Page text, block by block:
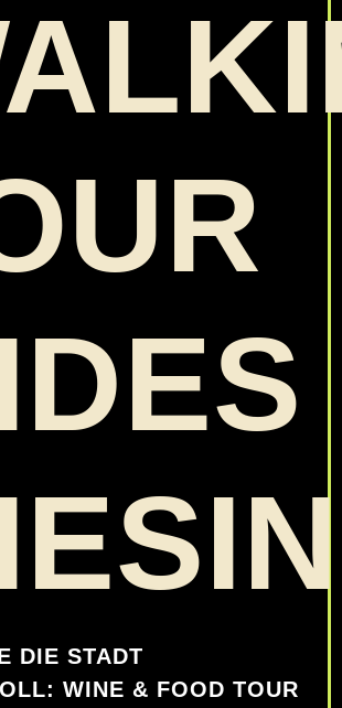
DIE STADT
WINE & FOOD TOUR